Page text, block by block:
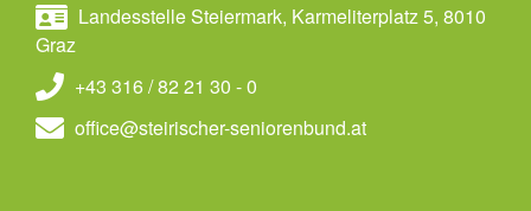
Landesstelle Steiermark, Karmeliterplatz 5, 8010
Graz
+43 316 / 82 21 30 - 0
office@steirischer-seniorenbund.at